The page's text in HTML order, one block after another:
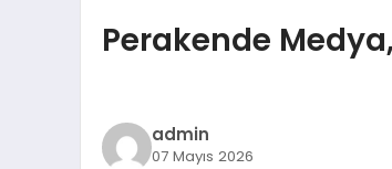
Perakende
admin
07 Mayıs 2026